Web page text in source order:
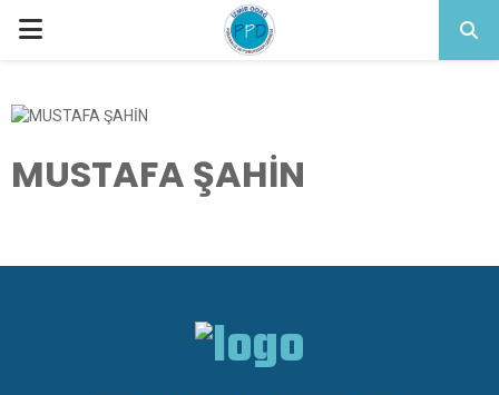
PRIMARY
MUSTAFA ŞAHİN